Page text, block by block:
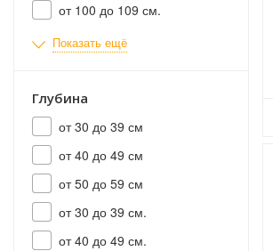
от 100 до 109 см.
Показать ещё
Глубина
от 30 до 39 см
от 40 до 49 см
от 50 до 59 см
от 30 до 39 см.
от 40 до 49 см.